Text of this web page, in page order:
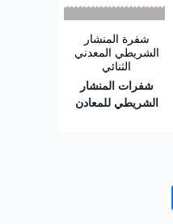
شفرة المنشار
الشريطي المعدني
الثنائي
شفرات المنشار
الشريطي للمعادن